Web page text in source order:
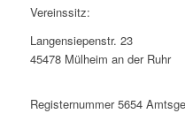
Vereinssitz:
Langensiepenstr. 23
45478 Mülheim an der Ruhr
Registernummer 5654